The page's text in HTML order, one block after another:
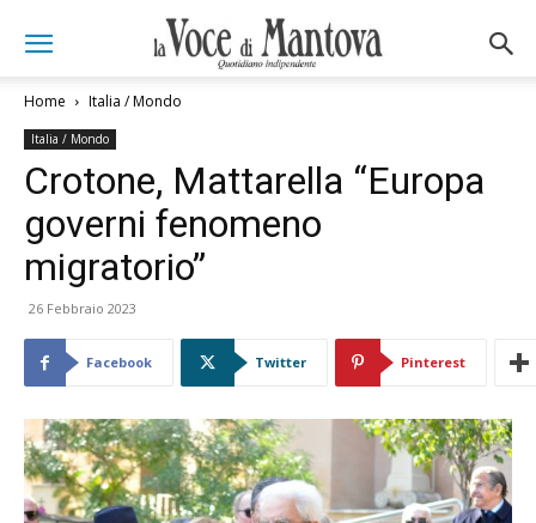
Home Italia / Mondo
Italia / Mondo
Crotone, Mattarella “Europa
governi fenomeno
migratorio”
26 Febbraio 2023
Facebook Twitter Pinterest